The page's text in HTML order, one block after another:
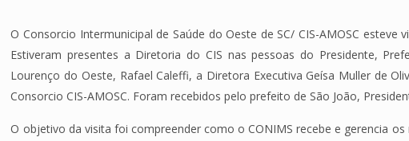
O Consorcio Intermunicipal de Saúde do Oeste de SC/ CIS-AMOSC
Estiveram presentes a Diretoria do CIS nas pessoas do Presidente,
Lourenço do Oeste, Rafael Caleffi, a Diretora Executiva Geísa Muller de
Consorcio CIS-AMOSC. Foram recebidos pelo prefeito de São João,
O objetivo da visita foi compreender como o CONIMS recebe e gerencia